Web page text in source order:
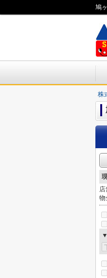
鳩
株
物